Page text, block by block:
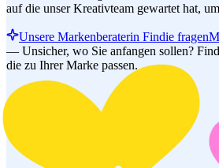
auf die unser Kreativteam gewartet hat,
Unsere Markenberaterin Findie fragen
— Unsicher, wo Sie anfangen sollen?
die zu Ihrer Marke passen.